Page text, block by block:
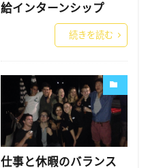
給インターンシップ
続きを読む
仕事と休暇のバランス